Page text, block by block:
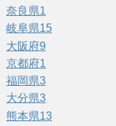
奈良県1
岐阜県15
大阪府9
京都府1
福岡県3
大分県3
熊本県13